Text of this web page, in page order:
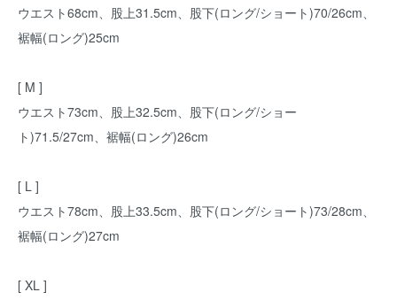
ウエスト68cm、股上31.5cm、股下(ロング/ショート)70/26cm、
裾幅(ロング)25cm
[ M ]
ウエスト73cm、股上32.5cm、股下(ロング/ショー
ト)71.5/27cm、裾幅(ロング)26cm
[ L ]
ウエスト78cm、股上33.5cm、股下(ロング/ショート)73/28cm、
裾幅(ロング)27cm
[ XL ]